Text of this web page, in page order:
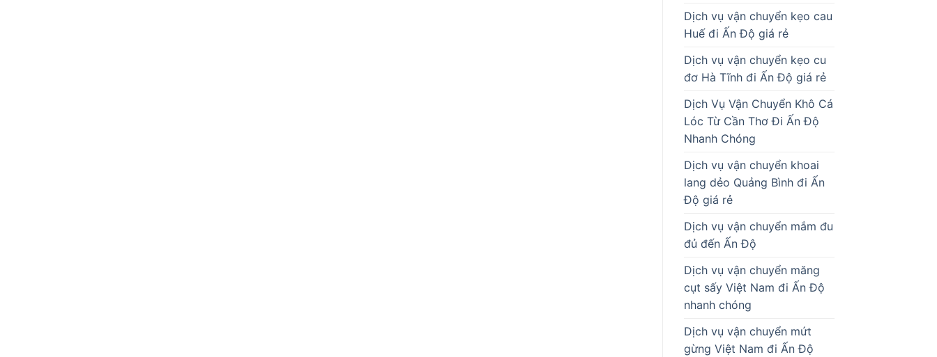
Dịch vụ vận chuyển kẹo cau
Huế đi Ấn Độ giá rẻ
Dịch vụ vận chuyển kẹo cu
đơ Hà Tĩnh đi Ấn Độ giá rẻ
Dịch Vụ Vận Chuyển Khô Cá
Lóc Từ Cần Thơ Đi Ấn Độ
Nhanh Chóng
Dịch vụ vận chuyển khoai
lang dẻo Quảng Bình đi Ấn
Độ giá rẻ
Dịch vụ vận chuyển mắm đu
đủ đến Ấn Độ
Dịch vụ vận chuyển măng
cụt sấy Việt Nam đi Ấn Độ
nhanh chóng
Dịch vụ vận chuyển mứt
gừng Việt Nam đi Ấn Độ